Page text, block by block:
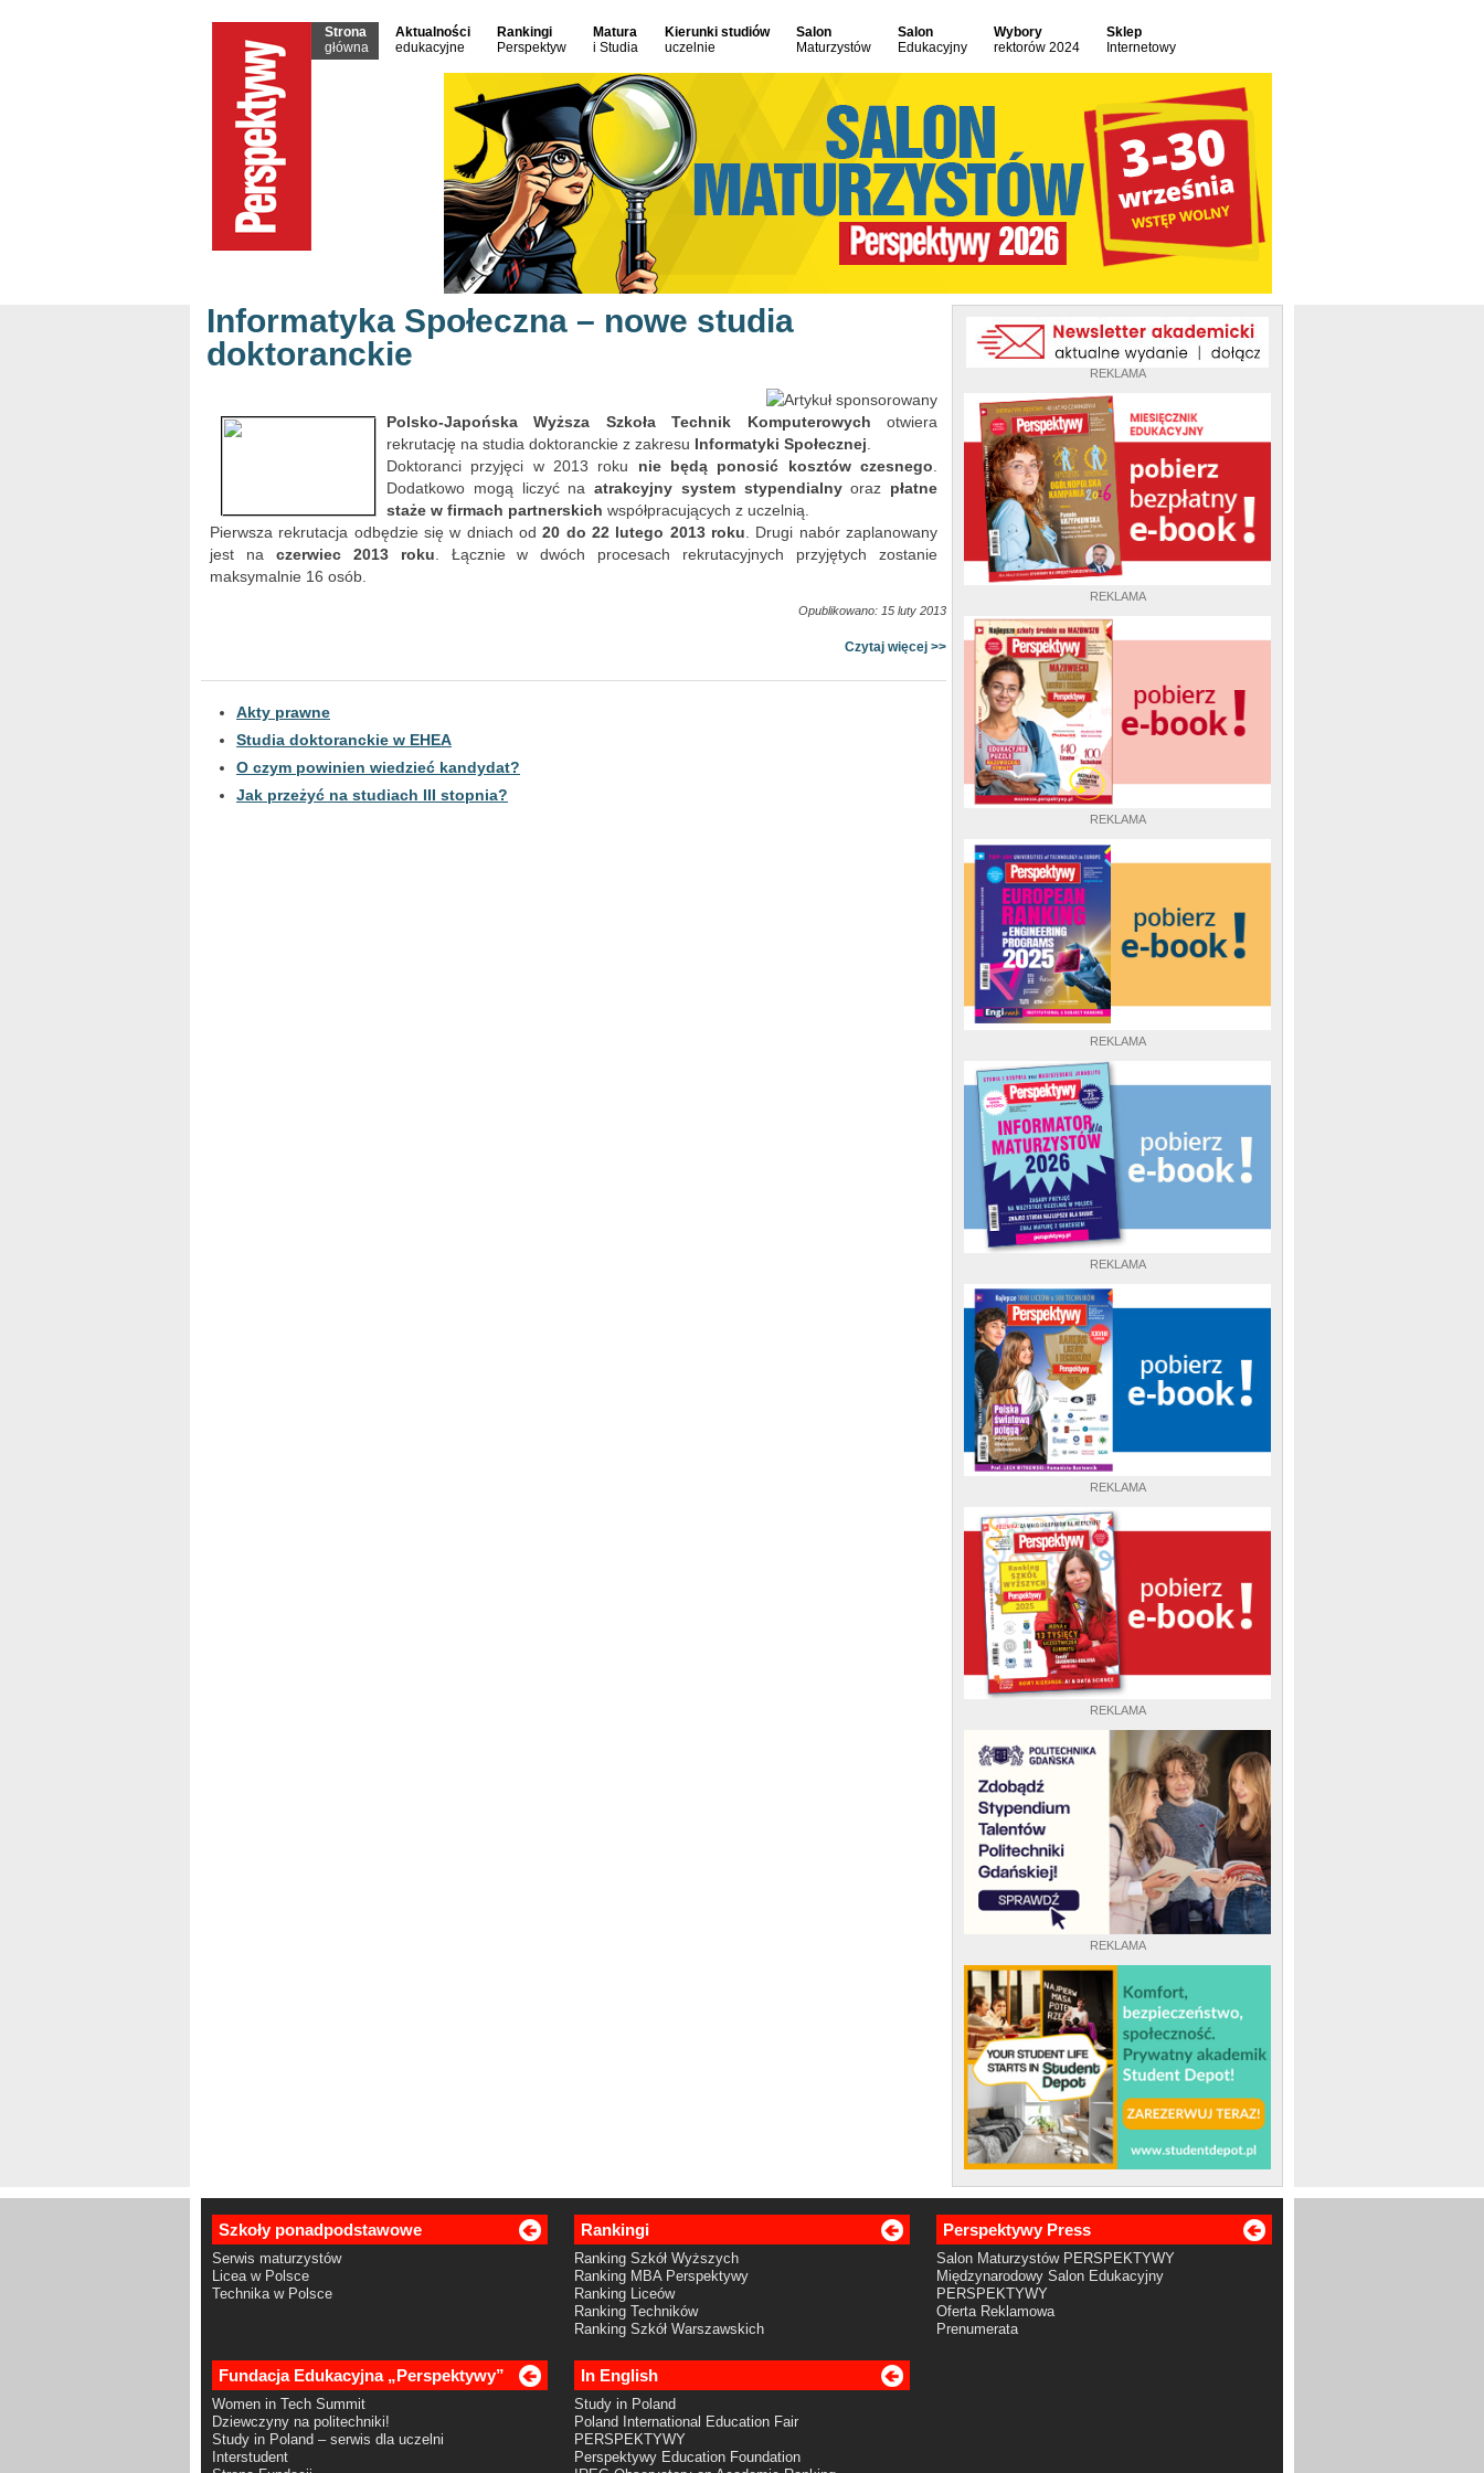
Strona
główna
Aktualności
edukacyjne
Rankingi
Perspektyw
Matura
i Studia
Kierunki studiów
uczelnie
Salon
Maturzystów
Salon
Edukacyjny
Wybory
rektorów 2024
Sklep
Internetowy
REKLAMA
REKLAMA
REKLAMA
REKLAMA
REKLAMA
REKLAMA
REKLAMA
REKLAMA
Informatyka Społeczna – nowe studia
doktoranckie
Polsko-Japońska Wyższa Szkoła Technik Komputerowych otwiera
rekrutację na studia doktoranckie z zakresu Informatyki Społecznej.
Doktoranci przyjęci w 2013 roku nie będą ponosić kosztów czesnego.
Dodatkowo mogą liczyć na atrakcyjny system stypendialnyoraz płatne
staże w firmach partnerskich współpracujących z uczelnią.
Pierwsza rekrutacja odbędzie się w dniach od 20 do 22 lutego 2013 roku. Drugi nabór zaplanowany
jest naczerwiec 2013 roku. Łącznie w dwóch procesach rekrutacyjnych przyjętych zostanie
maksymalnie 16 osób.
Opublikowano: 15 luty 2013
Czytaj więcej >>
Akty prawne
Studia doktoranckie w EHEA
O czym powinien wiedzieć kandydat?
Jak przeżyć na studiach III stopnia?
Szkoły ponadpodstawowe
Serwis maturzystów
Licea w Polsce
Technika w Polsce
Rankingi
Ranking Szkół Wyższych
Ranking MBA Perspektywy
Ranking Liceów
Ranking Techników
Ranking Szkół Warszawskich
Perspektywy Press
Salon Maturzystów PERSPEKTYWY
Międzynarodowy Salon Edukacyjny
PERSPEKTYWY
Oferta Reklamowa
Prenumerata
Fundacja Edukacyjna „Perspektywy”
Women in Tech Summit
Dziewczyny na politechniki!
Study in Poland – serwis dla uczelni
Interstudent
In English
Study in Poland
Poland International Education Fair
PERSPEKTYWY
Perspektywy Education Foundation